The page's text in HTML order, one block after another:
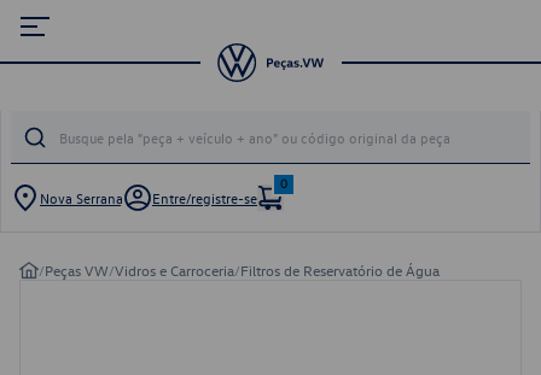
Nova Serrana Entre/registre-se
0
/Peças VW/Vidros e Carroceria/Filtros de Reservatório de Água